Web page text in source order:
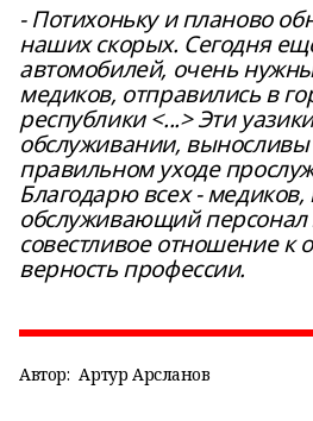
- Потихоньку и планово
наших скорых. Сегодня
автомобилей, очень
медиков, отправились в
республики <...> Эти
обслуживании,
правильном уходе
Благодарю всех - медиков,
обслуживающий персонал
совестливое отношение к
верность профессии.
Автор: Артур Арсланов